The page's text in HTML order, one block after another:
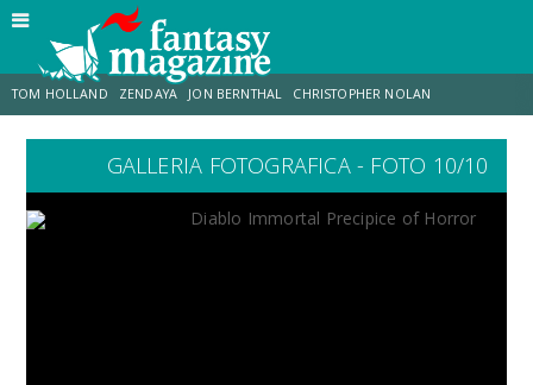
TOM HOLLAND ZENDAYA JON BERNTHAL CHRISTOPHER NOLAN
LUCCA COMICS & GAMES ODISSEA CHRIS MCKENNA
GALLERIA FOTOGRAFICA - FOTO 10/10